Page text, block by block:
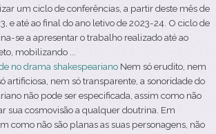
um ciclo de conferências, a partir deste mês de
e até ao final do ano letivo de 2023-24. O ciclo de
se a apresentar o trabalho realizado até ao
mobilizando ...
no drama shakespeariano Nem só erudito, nem
artificiosa, nem só transparente, a sonoridade do
não pode ser especificada, assim como não
sua cosmovisão a qualquer doutrina. Em
como não são planas as suas personagens, não